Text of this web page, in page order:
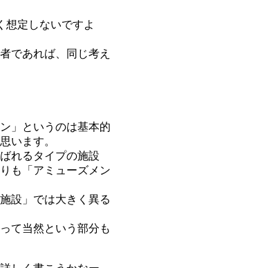
想定しないですよ
であれば、同じ考え
」というのは基本的
います。
れるタイプの施設
も「アミューズメン
設」では大きく異る
て当然という部分も